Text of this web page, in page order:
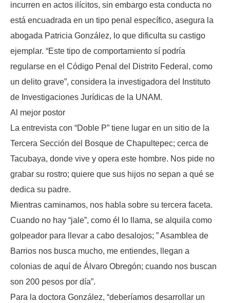
incurren en actos ilícitos, sin embargo esta conducta no
está encuadrada en un tipo penal específico, asegura la
abogada Patricia González, lo que dificulta su castigo
ejemplar. “Este tipo de comportamiento sí podría
regularse en el Código Penal del Distrito Federal, como
un delito grave”, considera la investigadora del Instituto
de Investigaciones Jurídicas de la UNAM.
Al mejor postor
La entrevista con “Doble P” tiene lugar en un sitio de la
Tercera Sección del Bosque de Chapultepec; cerca de
Tacubaya, donde vive y opera este hombre. Nos pide no
grabar su rostro; quiere que sus hijos no sepan a qué se
dedica su padre.
Mientras caminamos, nos habla sobre su tercera faceta.
Cuando no hay “jale”, como él lo llama, se alquila como
golpeador para llevar a cabo desalojos; ” Asamblea de
Barrios nos busca mucho, me entiendes, llegan a
colonias de aquí de Álvaro Obregón; cuando nos buscan
son 200 pesos por día”.
Para la doctora González, “deberíamos desarrollar un